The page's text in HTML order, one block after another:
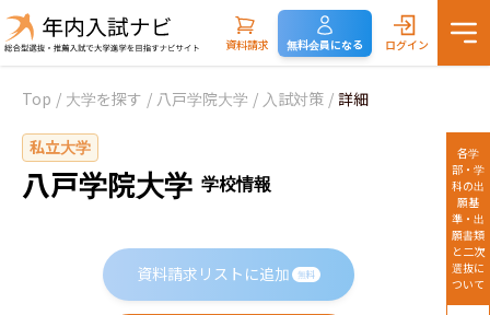
資料請求 無料会員になる ログイン
Top / 大学を探す / 八戸学院大学 / 入試対策 / 詳細
私立大学
八戸学院大学 学校情報
資料請求リストに追加 無料
各学
部・学
科の出
願基
準・出
願書類
と二次
選抜に
ついて